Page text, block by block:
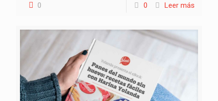
0 0 Leer más